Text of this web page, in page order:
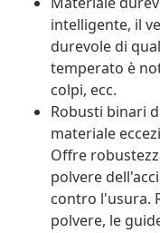
intelligente, il
durevole di
temperato è
colpi, ecc.
Robusti binari
materiale
Offre
polvere
contro l'usura.
polvere, le